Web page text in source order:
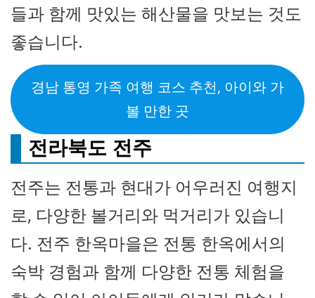
들과 함께 맛있는 해산물을 맛보는 것도
좋습니다.
경남 통영 가족 여행 코스 추천, 아이와 가
볼 만한 곳
전라북도 전주
전주는 전통과 현대가 어우러진 여행지
로, 다양한 볼거리와 먹거리가 있습니
다. 전주 한옥마을은 전통 한옥에서의
숙박 경험과 함께 다양한 전통 체험을